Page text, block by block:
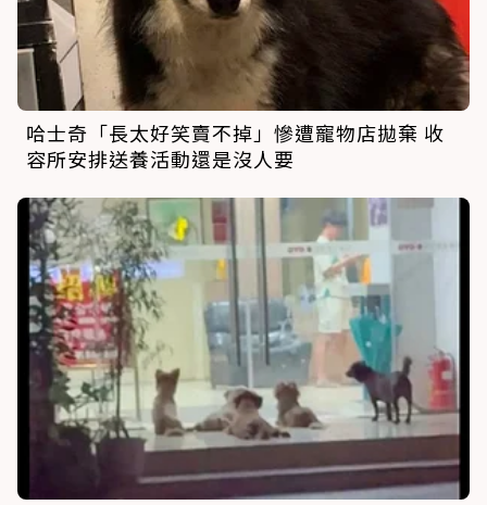
哈士奇「長太好笑賣不掉」慘遭寵物店拋棄 收
容所安排送養活動還是沒人要